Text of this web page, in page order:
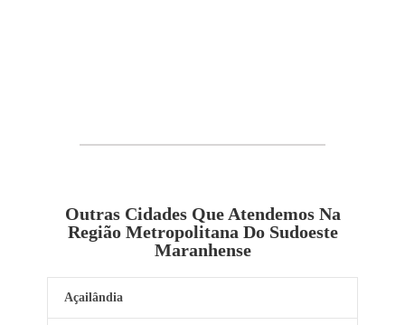
Outras Cidades Que Atendemos Na
Região Metropolitana Do Sudoeste
Maranhense
Açailândia